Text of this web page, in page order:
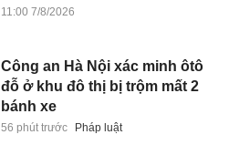
11:00 7/8/2026
Công an Hà Nội xác minh ôtô
đỗ ở khu đô thị bị trộm mất 2
bánh xe
56 phút trước Pháp luật